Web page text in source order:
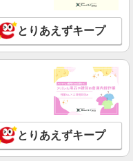
とりあえずキープ
とりあえずキープ